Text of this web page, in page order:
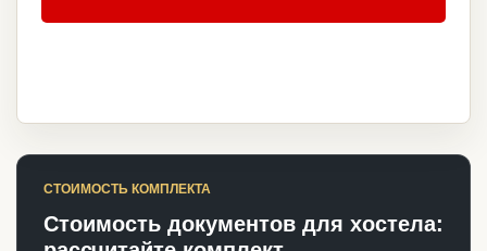
СТОИМОСТЬ КОМПЛЕКТА
Стоимость документов для хостела: